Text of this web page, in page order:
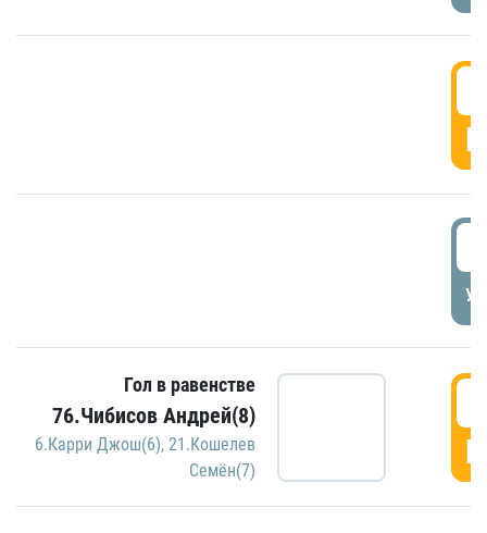
Гол в равенстве
76.Чибисов Андрей(8)
6.Карри Джош(6), 21.Кошелев
Семён(7)